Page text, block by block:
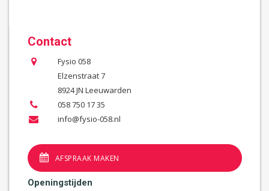
Contact
Fysio 058
Elzenstraat 7
8924 JN Leeuwarden
058 750 17 35
info@fysio-058.nl
AFSPRAAK MAKEN
Openingstijden